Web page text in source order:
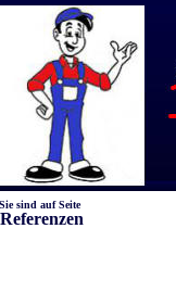
Referenzen
Sie sind auf Seite